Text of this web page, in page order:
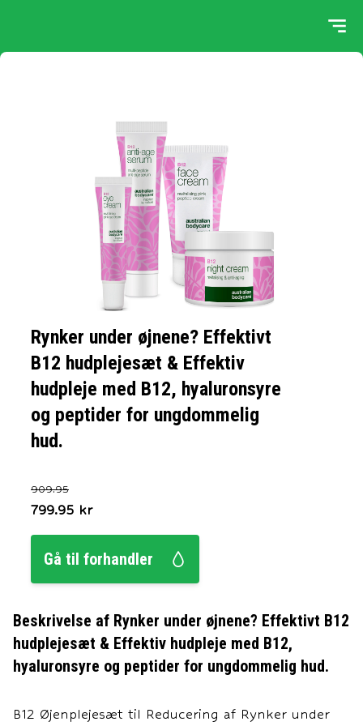
Rynker under øjnene? Effektivt
B12 hudplejesæt & Effektiv
hudpleje med B12, hyaluronsyre
og peptider for ungdommelig
hud.
909.95
799.95 kr
Gå til forhandler
Beskrivelse af Rynker under øjnene? Effektivt B12
hudplejesæt & Effektiv hudpleje med B12,
hyaluronsyre og peptider for ungdommelig hud.
B12 Øjenplejesæt til Reducering af Rynker under